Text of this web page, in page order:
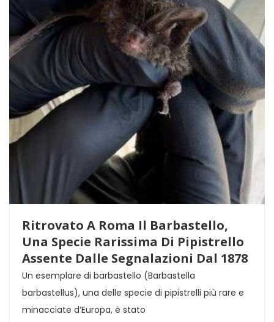
Ritrovato A Roma Il Barbastello,
Una Specie Rarissima Di Pipistrello
Assente Dalle Segnalazioni Dal 1878
Un esemplare di barbastello (Barbastella
barbastellus), una delle specie di pipistrelli più rare e
minacciate d’Europa, è stato